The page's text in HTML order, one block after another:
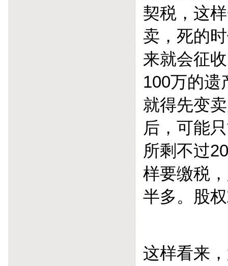
契税，这
卖，死的
来就会征
100万的遗
就得先变
后，可能
所剩不过
样要缴税
半多。股
这样看来